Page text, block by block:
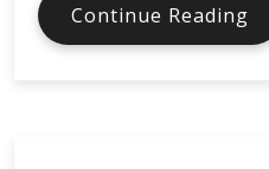
Continue Reading
蝶